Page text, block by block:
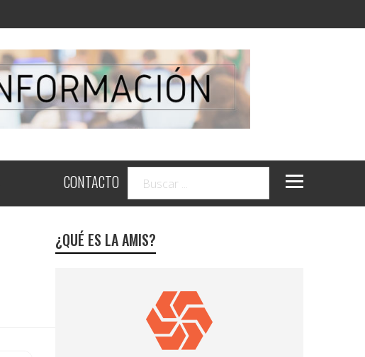
CONTACTO
¿QUÉ ES LA AMIS?